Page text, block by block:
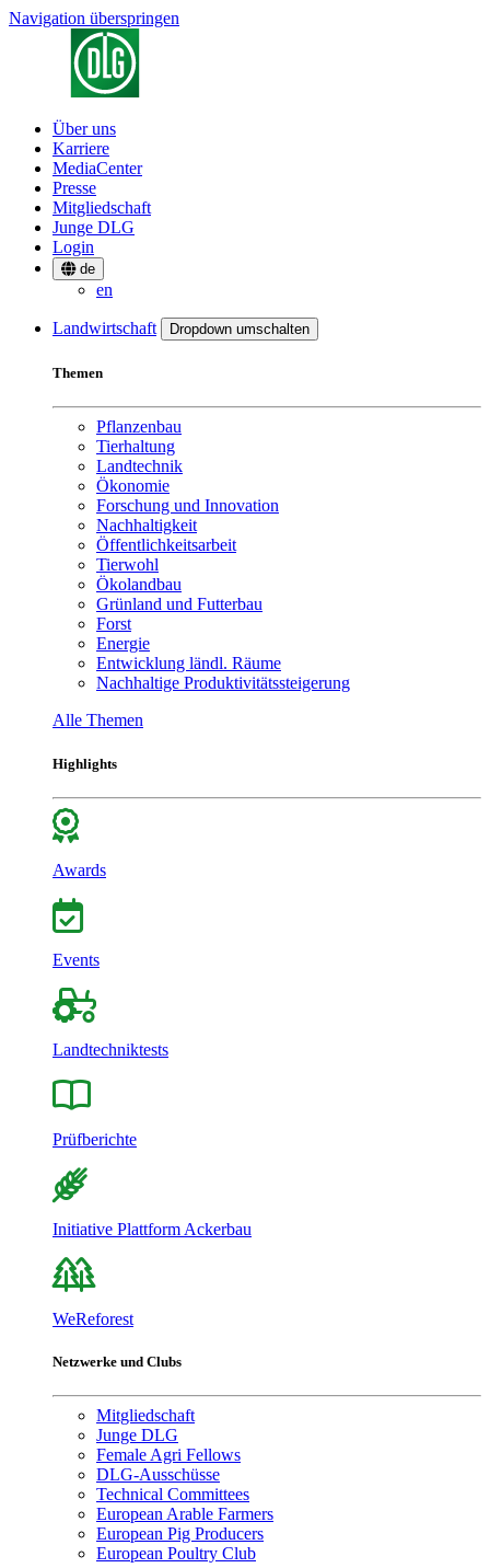
Navigation überspringen
Über uns
Karriere
MediaCenter
Presse
Mitgliedschaft
Junge DLG
Login
de
en
Landwirtschaft Dropdown umschalten
Themen
Pflanzenbau
Tierhaltung
Landtechnik
Ökonomie
Forschung und Innovation
Nachhaltigkeit
Öffentlichkeitsarbeit
Tierwohl
Ökolandbau
Grünland und Futterbau
Forst
Energie
Entwicklung ländl. Räume
Nachhaltige Produktivitätssteigerung
Alle Themen
Highlights
Awards
Events
Landtechniktests
Prüfberichte
Initiative Plattform Ackerbau
WeReforest
Netzwerke und Clubs
Mitgliedschaft
Junge DLG
Female Agri Fellows
DLG-Ausschüsse
Technical Committees
European Arable Farmers
European Pig Producers
European Poultry Club